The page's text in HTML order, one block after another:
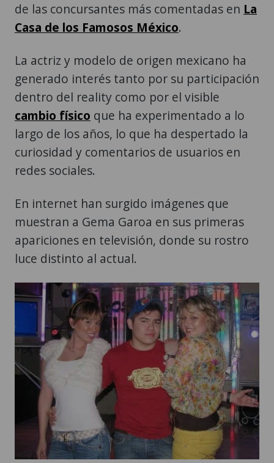
de las concursantes más comentadas en La
Casa de los Famosos México.
La actriz y modelo de origen mexicano ha
generado interés tanto por su participación
dentro del reality como por el visible
cambio físico que ha experimentado a lo
largo de los años, lo que ha despertado la
curiosidad y comentarios de usuarios en
redes sociales.
En internet han surgido imágenes que
muestran a Gema Garoa en sus primeras
apariciones en televisión, donde su rostro
luce distinto al actual.